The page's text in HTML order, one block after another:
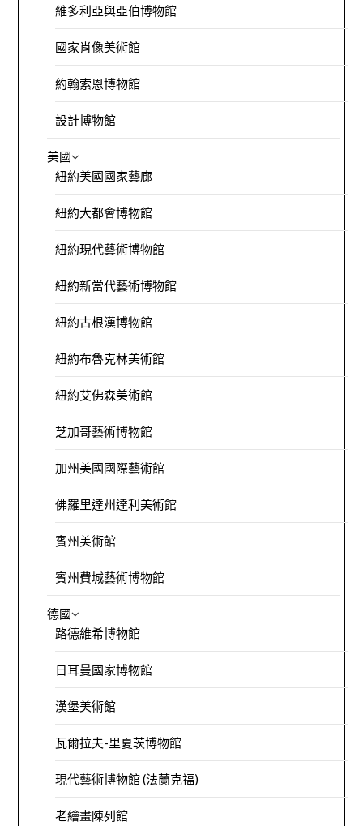
維多利亞與亞伯博物館
國家肖像美術館
約翰索恩博物館
設計博物館
美國
紐約美國國家藝廊
紐約大都會博物館
紐約現代藝術博物館
紐約新當代藝術博物館
紐約古根漢博物館
紐約布魯克林美術館
紐約艾佛森美術館
芝加哥藝術博物館
加州美國國際藝術館
佛羅里達州達利美術館
賓州美術館
賓州費城藝術博物館
德國
路德維希博物館
日耳曼國家博物館
漢堡美術館
瓦爾拉夫-里夏茨博物館
現代藝術博物館 (法蘭克福)
老繪畫陳列館